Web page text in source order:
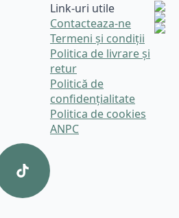
Link-uri utile
Contacteaza-ne
Termeni și condiții
Politica de livrare și
retur
Politică de
confidențialitate
Politica de cookies
ANPC